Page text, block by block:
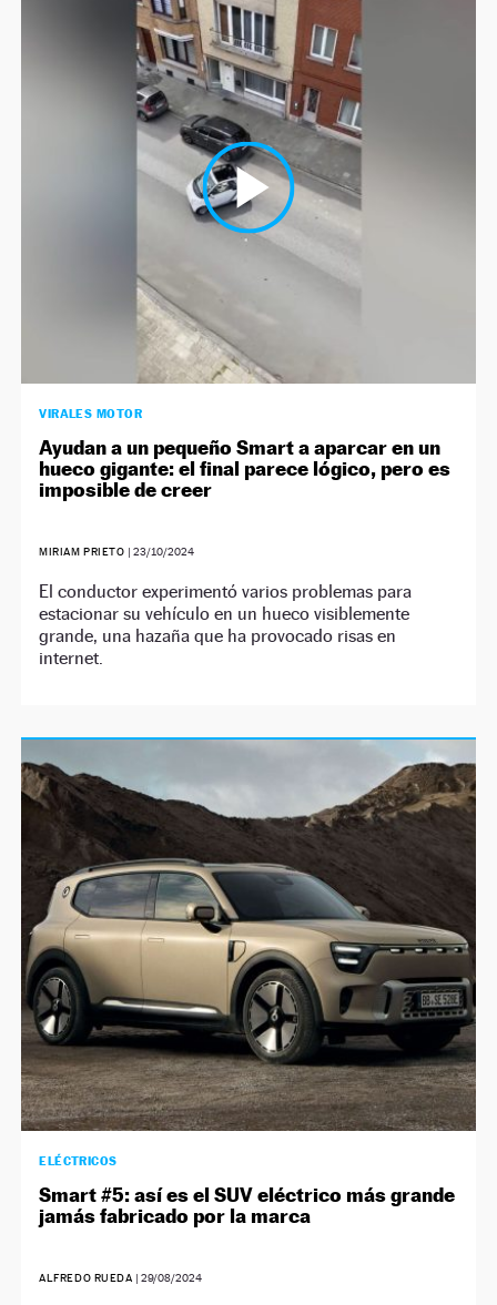
VIRALES MOTOR
Ayudan a un pequeño Smart a aparcar en un
hueco gigante: el final parece lógico, pero es
imposible de creer
MIRIAM PRIETO |23/10/2024
El conductor experimentó varios problemas para
estacionar su vehículo en un hueco visiblemente
grande, una hazaña que ha provocado risas en
internet.
ELÉCTRICOS
Smart #5: así es el SUV eléctrico más grande
jamás fabricado por la marca
ALFREDO RUEDA |29/08/2024